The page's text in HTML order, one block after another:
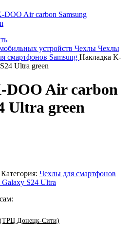
устройств Чехлы Чехлы
смартфонов Samsung Накладка K-
Ultra green
DOO Air carbon
Ultra green
Категория: Чехлы для смартфонов
S24 Ultra
(ТРЦ Донецк-Сити)